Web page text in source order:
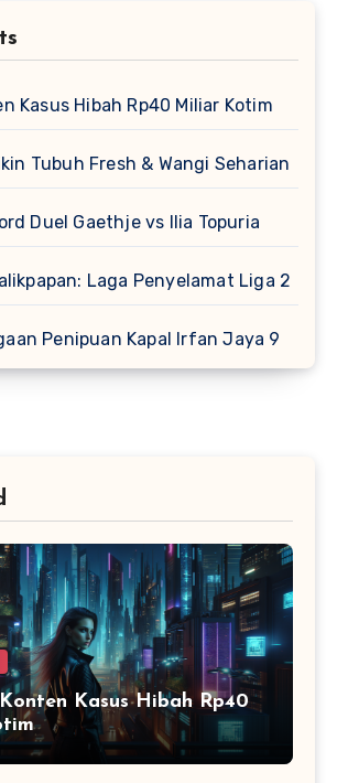
Kasus Hibah Rp40 Miliar Kotim
Tubuh Fresh & Wangi Seharian
Duel Gaethje vs Ilia Topuria
Laga Penyelamat Liga 2
Penipuan Kapal Irfan Jaya 9
Kasus Hibah Rp40